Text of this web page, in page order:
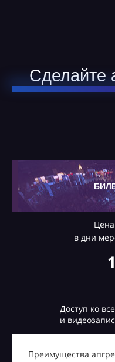
Сделайте
в дни
Доступ ко
и
Преимущества